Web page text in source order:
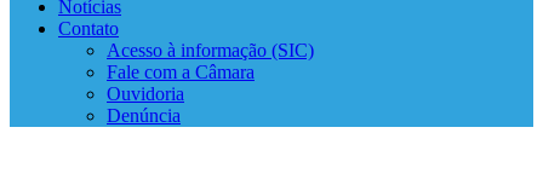
Notícias
Contato
Acesso à informação (SIC)
Fale com a Câmara
Ouvidoria
Denúncia